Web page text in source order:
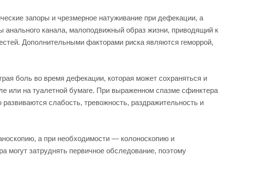
запоры и чрезмерное натуживание при дефекации, а
канала, малоподвижный образ жизни, приводящий к
Дополнительными факторами риска являются геморрой,
боль во время дефекации, которая может сохраняться и
или на туалетной бумаге. При выраженном спазме сфинктера
слабость, тревожность, раздражительность и
а при необходимости — колоноскопию и
затруднять первичное обследование, поэтому